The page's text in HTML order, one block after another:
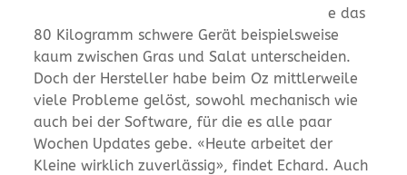
e das
80 Kilogramm schwere Gerät beispielsweise
kaum zwischen Gras und Salat unterscheiden.
Doch der Hersteller habe beim Oz mittlerweile
viele Probleme gelöst, sowohl mechanisch wie
auch bei der Software, für die es alle paar
Wochen Updates gebe. «Heute arbeitet der
Kleine wirklich zuverlässig», findet Echard. Auch